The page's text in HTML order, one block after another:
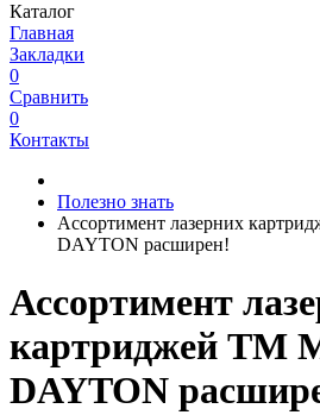
Каталог
Главная
Закладки
0
Сравнить
0
Контакты
Полезно знать
Ассортимент лазерних
DAYTON расширен!
Ассортимент
картриджей ТМ
DAYTON